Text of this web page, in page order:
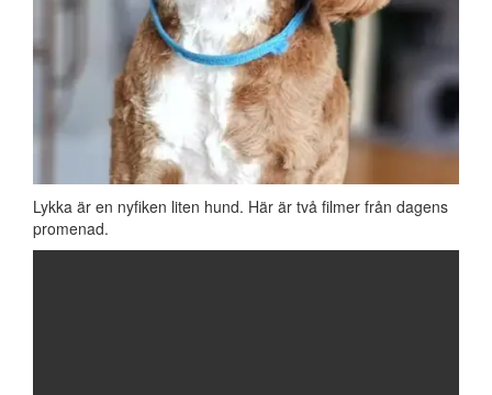
Lykka är en nyfiken liten hund. Här är två filmer från dagens
promenad.